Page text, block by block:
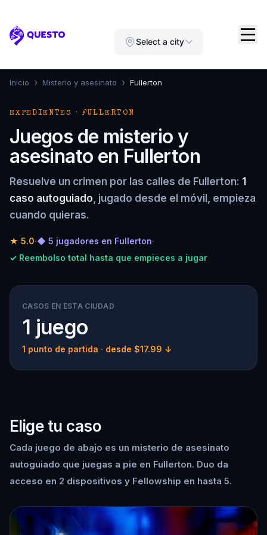
Questo Select a city
Inicio › Misterio y asesinato › Fullerton
EXPEDIENTES · FULLERTON
Juegos de misterio y
asesinato en Fullerton
Resuelve un crimen por las calles de Fullerton: 1
caso autoguiado, jugado desde el móvil, empieza
cuando quieras.
★ 5.0·◆ 5 jugadores en Fullerton·
✓ Reembolso total hasta que empieces a jugar
CASOS EN ESTA CIUDAD
1 juego
1 punto de partida · desde $17.99 ↓
Elige tu caso
Cada juego de abajo es un misterio de asesinato
autoguiado que juegas a pie en Fullerton. Duo da
acceso en 2 dispositivos y Fellowship en hasta 5.